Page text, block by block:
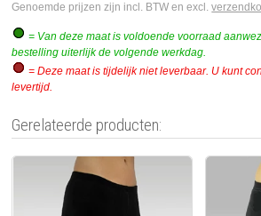
Genoemde prijzen zijn incl. BTW en excl.
= Van deze maat is voldoende voorraad
bestelling uiterlijk de volgende werkdag.
= Deze maat is tijdelijk niet leverbaar. U kunt
levertijd.
Gerelateerde producten: